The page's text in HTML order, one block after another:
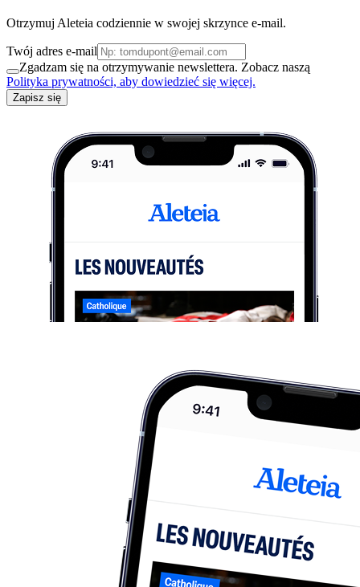
Otrzymuj Aleteia codziennie w swojej skrzynce e-mail.
Twój adres e-mail
Zgadzam się na otrzymywanie newslettera. Zobacz naszą
Polityka prywatności, aby dowiedzieć się więcej.
Zapisz się